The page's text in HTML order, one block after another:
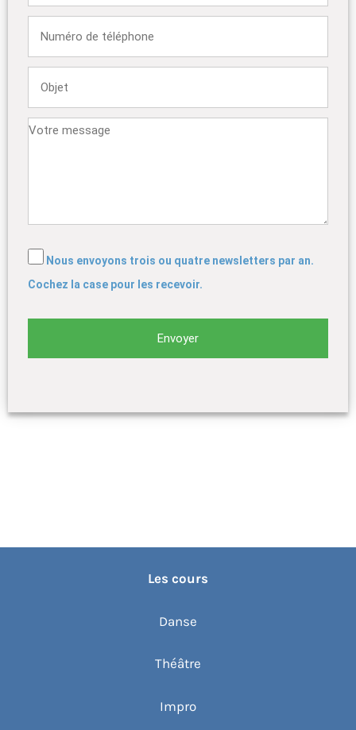
Nous envoyons trois ou quatre newsletters par an.
Cochez la case pour les recevoir.
Les cours
Danse
Théâtre
Impro